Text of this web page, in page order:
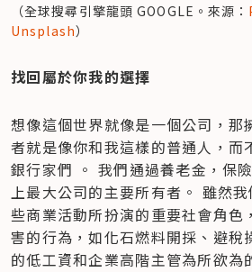
（全球搜尋引擎龍頭 GOOGLE。來源：
Unsplash）
找回屬於你我的選擇
想像這個世界就像是一個公司，那
者就是像你和我這樣的普通人，而
銀行家們 。 我們通過養老金，保
上最大公司的主要所有者。 雖然
些商業活動所扮演的重要社會角色
害的行為，如化石燃料開採、避稅
的低工資和企業高階主管為所欲為